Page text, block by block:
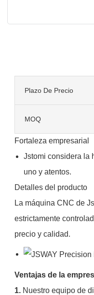
Plazo De Precio
MOQ
Fortaleza empresarial
Jstomi considera la
uno y atentos.
Detalles del producto
La máquina CNC de
estrictamente
precio y calidad.
Ventajas de la
1. Nuestro equipo de